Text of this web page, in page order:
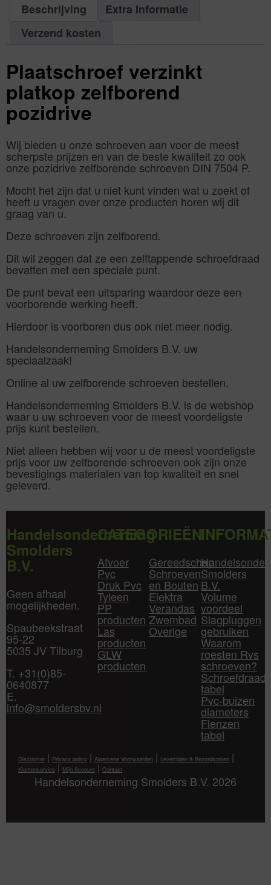
AantalBeschrijving
Extra Informatie
Verzend kosten
Plaatschroef verzinkt
platkop zelfborend
pozidrive
Wij bieden u onze schroeven aan voor de meest
scherpste prijzen en van de beste kwaliteit zo ook
onze pozidrive zelfborende schroeven DIN 7504 P.
Mocht het zijn dat u niet kunt vinden wat u zoekt of
heeft u vragen over onze producten horen wij dit
graag van u.
Deze schroeven zijn zelfborend.
Dit wil zeggen dat ze een zelftappende schroefdraad
bevatten met een speciale punt.
De punt bevat een uitsparing waardoor deze een
voorborende werking heeft.
Hierdoor is voorboren dus ook niet meer nodig.
Handelsonderneming Smolders B.V. uw
speciaalzaak!
Online al uw zelfborende schroeven bestellen.
Handelsonderneming Smolders B.V. is de webshop
waar u uw schroeven voor de meest voordeligste
prijs kunt bestellen.
Niet alleen hebben wij voor u de meest voordeligste
prijs voor uw zelfborende schroeven ook zijn onze
bevestigings materialen van top kwaliteit en snel
geleverd.
Handelsonderneming
Smolders
B.V.
Geen afhaal
mogelijkheden.
Spaubeekstraat
95-22
5035 JV Tilburg
T. +31(0)85-
0640877
E.
info@smoldersbv.nl
CATEGORIEËN
Afvoer
Pvc
Druk Pvc
Tyleen
PP
producten
Las
producten
GLW
producten
Gereedschap
Schroeven
en Bouten
Elektra
Verandas
Zwembad
Overige
Smolders
B.V.
Volume
voordeel
Slagpluggen
gebruiken
Waarom
roesten Rvs
schroeven?
Schroefdraad
tabel
Pvc-buizen
diameters
Flenzen
tabel
Disclaimer | Privacy policy | Algemene Voorwaarden | Levertijden & Bezorgkosten |
Klantenservice | Mijn Account | Contact
Handelsonderneming Smolders B.V. 2026